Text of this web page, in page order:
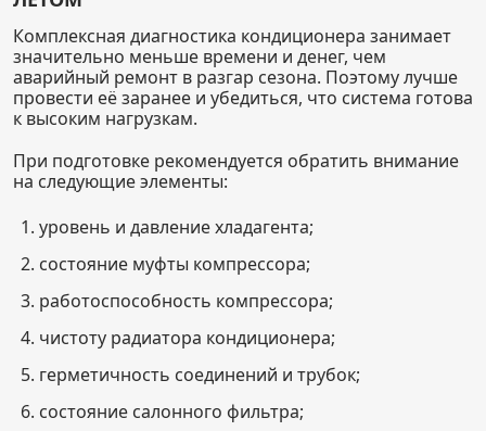
Комплексная диагностика кондиционера занимает
значительно меньше времени и денег, чем
аварийный ремонт в разгар сезона. Поэтому лучше
провести её заранее и убедиться, что система готова
к высоким нагрузкам.
При подготовке рекомендуется обратить внимание
на следующие элементы:
уровень и давление хладагента;
состояние муфты компрессора;
работоспособность компрессора;
чистоту радиатора кондиционера;
герметичность соединений и трубок;
состояние салонного фильтра;